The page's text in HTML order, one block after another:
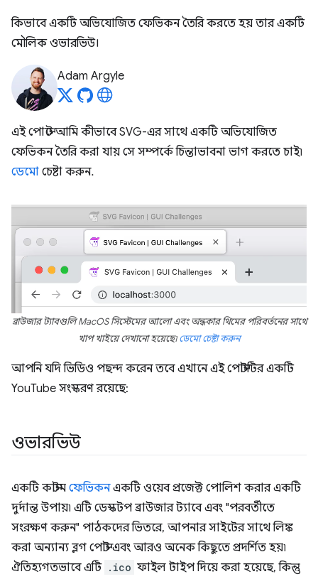
কিভাবে একটি অভিযোজিত ফেভিকন তৈরি করতে হয় তার একটি
মৌলিক ওভারভিউ।
Adam Argyle
এই পোস্টে আমি কীভাবে SVG-এর সাথে একটি অভিযোজিত
ফেভিকন তৈরি করা যায় সে সম্পর্কে চিন্তাভাবনা ভাগ করতে চাই৷
ডেমো চেষ্টা করুন.
ব্রাউজার ট্যাবগুলি MacOS সিস্টেমের আলো এবং অন্ধকার থিমের পরিবর্তনের সাথে
খাপ খাইয়ে দেখানো হয়েছে৷ডেমো চেষ্টা করুন
আপনি যদি ভিডিও পছন্দ করেন তবে এখানে এই পোস্টটির একটি
YouTube সংস্করণ রয়েছে:
ওভারভিউ
একটি কাস্টম ফেভিকনএকটি ওয়েব প্রজেক্ট পোলিশ করার একটি
দুর্দান্ত উপায়৷ এটি ডেস্কটপ ব্রাউজার ট্যাবে এবং "পরবর্তীতে
সংরক্ষণ করুন" পাঠকদের ভিতরে, আপনার সাইটের সাথে লিঙ্ক
করা অন্যান্য ব্লগ পোস্ট এবং আরও অনেক কিছুতে প্রদর্শিত হয়৷
ঐতিহ্যগতভাবে এটি .ico ফাইল টাইপ দিয়ে করা হয়েছে, কিন্তু